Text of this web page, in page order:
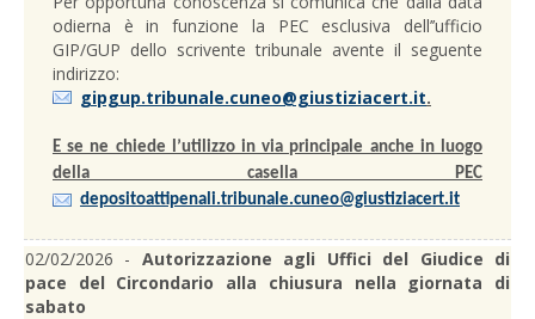
odierna è in funzione la PEC esclusiva dell’’ufficio
GIP/GUP dello scrivente tribunale avente il seguente
indirizzo:
gipgup.tribunale.cuneo@giustiziacert.it.
E se ne chiede l’utilizzo in via principale anche in luogo
della casella PEC
depositoattipenali.tribunale.cuneo@giustiziacert.it
02/02/2026 - Autorizzazione agli Uffici del Giudice di
pace del Circondario alla chiusura nella giornata di
sabato